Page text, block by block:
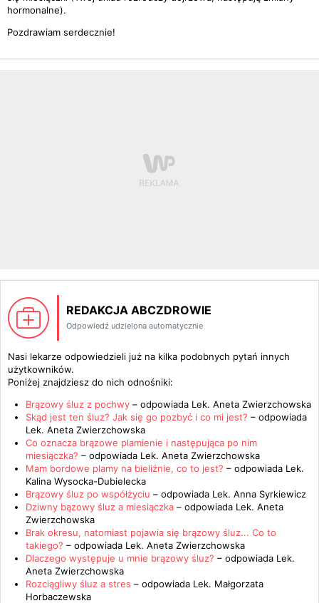
hormonalne).
Pozdrawiam serdecznie!
REDAKCJA ABCZDROWIE
Odpowiedź udzielona automatycznie
Nasi lekarze odpowiedzieli już na kilka podobnych pytań innych
użytkowników.
Poniżej znajdziesz do nich odnośniki:
Brązowy śluz z pochwy – odpowiada Lek. Aneta Zwierzchowska
Skąd jest ten śluz? Jak się go pozbyć i co mi jest? – odpowiada
Lek. Aneta Zwierzchowska
Co oznacza brązowe plamienie i następująca po nim
miesiączka? – odpowiada Lek. Aneta Zwierzchowska
Mam bordowe plamy na bieliźnie, co to jest? – odpowiada Lek.
Kalina Wysocka-Dubielecka
Brązowy śluz po współżyciu – odpowiada Lek. Anna Syrkiewicz
Dziwny bązowy śluz a miesiączka – odpowiada Lek. Aneta
Zwierzchowska
Brak okresu, natomiast pojawia się brązowy śluz... Co to
takiego? – odpowiada Lek. Aneta Zwierzchowska
Dlaczego występuje u mnie brązowy śluz? – odpowiada Lek.
Aneta Zwierzchowska
Rozciągliwy śluz a stres – odpowiada Lek. Małgorzata
Horbaczewska